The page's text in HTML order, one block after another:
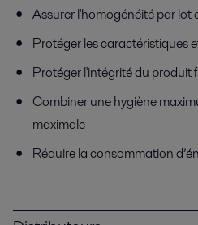
Assurer l'homogénéité par lot
Protéger les caractéristiques
Protéger l'intégrité du produit
Combiner une hygiène
maximale
Réduire la consommation